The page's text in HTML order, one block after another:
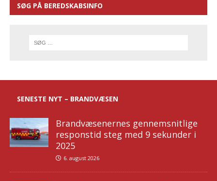
SØG PÅ BEREDSKABSINFO
SENESTE NYT – BRANDVÆSEN
Brandvæsenernes gennemsnitlige
responstid steg med 9 sekunder i
2025
6. august 2026